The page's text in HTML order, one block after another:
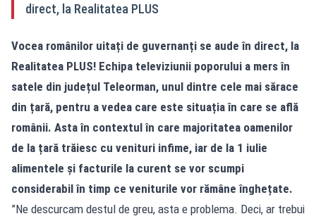
direct, la Realitatea PLUS
Vocea românilor uitați de guvernanți se aude în direct, la
Realitatea PLUS! Echipa televiziunii poporului a mers în
satele din județul Teleorman, unul dintre cele mai sărace
din țară, pentru a vedea care este situația în care se află
românii. Asta în contextul în care majoritatea oamenilor
de la țară trăiesc cu venituri infime, iar de la 1 iulie
alimentele și facturile la curent se vor scumpi
considerabil în timp ce veniturile vor rămâne înghețate.
”Ne descurcam destul de greu, asta e problema. Deci, ar trebui